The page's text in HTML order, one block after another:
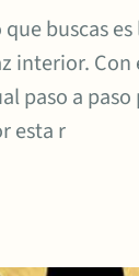
buscas
interior.
paso a
esta r